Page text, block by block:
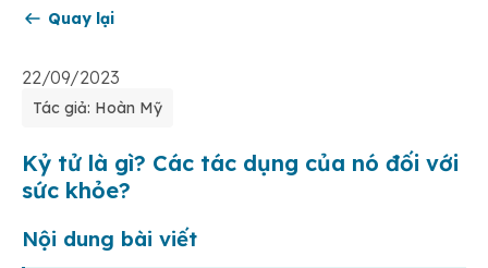
Thuận Mỹ
Quay lại
22/09/2023
Tác giả: Hoàn Mỹ
Kỷ tử là gì? Các tác dụng của nó đối với
sức khỏe?
Nội dung bài viết